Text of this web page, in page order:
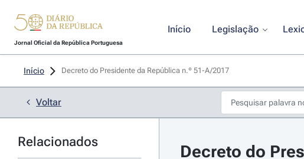
Jornal Oficial da República Portuguesa
Início Legislação
Início Decreto do Presidente da República n.º 51-A/2017
Voltar
Relacionados
Decreto do